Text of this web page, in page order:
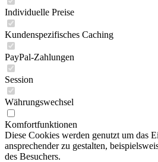
Individuelle Preise
Kundenspezifisches Caching
PayPal-Zahlungen
Session
Währungswechsel
Komfortfunktionen
Diese Cookies werden genutzt um das
ansprechender zu gestalten,
des Besuchers.